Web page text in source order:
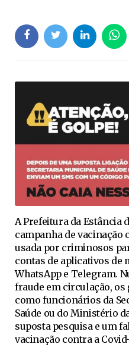
A Prefeitura da Estância
campanha de vacinação
usada por criminosos
contas de aplicativos de
WhatsApp e Telegram.
fraude em circulação,
como funcionários da
Saúde ou do Ministério
suposta pesquisa e um
vacinação contra a Covid-